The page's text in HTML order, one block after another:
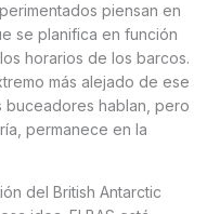
piensan en
se planifica en función
horarios de los barcos.
más alejado de ese
buceadores hablan, pero
permanece en la
del British Antarctic